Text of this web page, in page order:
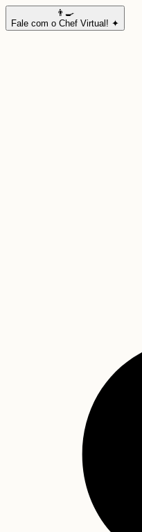
👨‍🍳
Fale com o Chef Virtual! ✦